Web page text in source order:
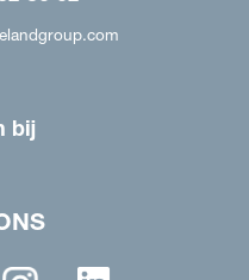
bij